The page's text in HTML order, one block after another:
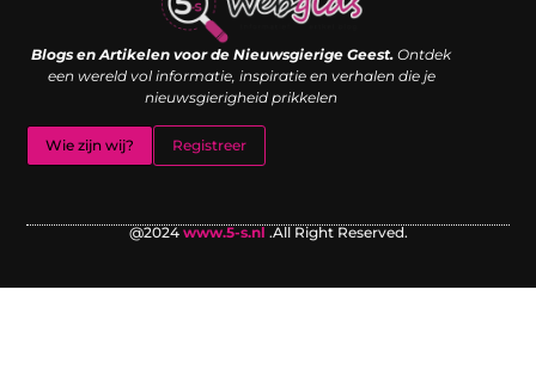
Blogs en Artikelen voor de Nieuwsgierige Geest. Ontdek
een wereld vol informatie, inspiratie en verhalen die je
nieuwsgierigheid prikkelen
Wie zijn wij? Registreer
@2024www.5-s.nl .All Right Reserved.